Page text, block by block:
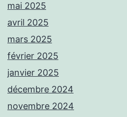
mai 2025
avril 2025
mars 2025
février 2025
janvier 2025
décembre 2024
novembre 2024